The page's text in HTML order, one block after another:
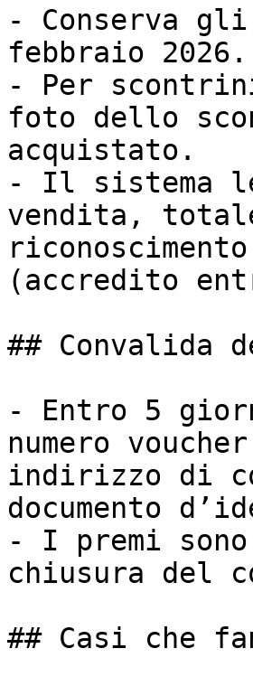
- Conserva
febbraio 2026.
- Per
foto dello
acquistato.
- Il sistema
vendita,
(accredito
## Convalida
- Entro 5
numero
indirizzo di
documento
- I premi
chiusura del
## Casi che